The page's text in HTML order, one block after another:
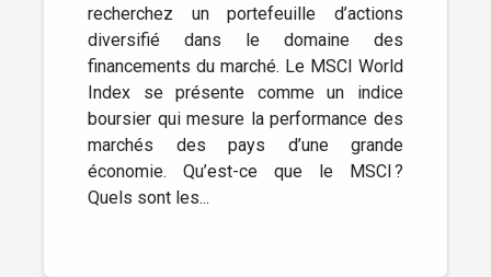
recherchez un portefeuille d’actions
diversifié dans le domaine des
financements du marché. Le MSCI World
Index se présente comme un indice
boursier qui mesure la performance des
marchés des pays d’une grande
économie. Qu’est-ce que le MSCI ?
Quels sont les...